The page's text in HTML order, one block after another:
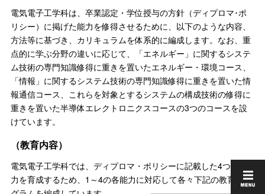
電気電子工学科は、卒業認定・学位授与の方針（ディプロマ･ポ
リシー）に掲げた能力を修得させるために、以下のような内容、
方法等に基づき、カリキュラムを体系的に編成します。なお、重
点的に学ぶ分野の違いに応じて、「エネルギー」に関するシステ
ム技術の専門知識修得に重きを置いたエネルギー・環境コース、
「情報」に関するシステム技術の専門知識修得に重きを置いた情
報通信コース、これらを対象とするシステムの構成技術の修得に
重きを置いた半導体エレクトロニクスコースの3つのコースを設
けています。
（教育内容）
電気電子工学科では、ディプロマ・ポリシーに記載した4つの能
力を育成するため、1～4の各能力に対応して各々下記の教育プロ